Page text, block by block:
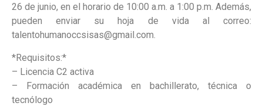
26 de junio, en el horario de 10:00 a.m. a 1:00 p.m. Además,
pueden enviar su hoja de vida al correo:
talentohumanoccsisas@gmail.com.
*Requisitos:*
– Licencia C2 activa
– Formación académica en bachillerato, técnica o
tecnólogo